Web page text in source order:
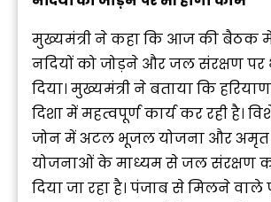
मुख्यमंत्री ने कहा कि आज की बैठक में
नदियों को जोड़ने और जल संरक्षण पर
दिया। मुख्यमंत्री ने बताया कि
दिशा में महत्वपूर्ण कार्य कर रही है।
जोन में अटल भूजल योजना और अमृत
योजनाओं के माध्यम से जल संरक्षण को
दिया जा रहा है। पंजाब से मिलने